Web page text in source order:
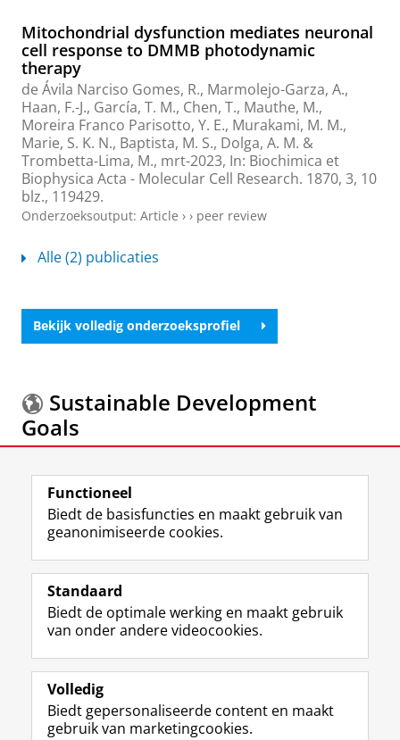
Mitochondrial dysfunction mediates neuronal
cell response to DMMB photodynamic
therapy
de Ávila Narciso Gomes, R., Marmolejo-Garza, A.,
Haan, F.-J., García, T. M., Chen, T., Mauthe, M.,
Moreira Franco Parisotto, Y. E., Murakami, M. M.,
Marie, S. K. N., Baptista, M. S., Dolga, A. M. &
Trombetta-Lima, M., mrt-2023, In: Biochimica et
Biophysica Acta - Molecular Cell Research. 1870, 3, 10
blz., 119429.
Onderzoeksoutput: Article › › peer review
Alle (2) publicaties
Bekijk volledig onderzoeksprofiel
Sustainable Development
Goals
Meer informatie over deSustainable Development
Goals.
Volg de RUG
F
a
e
b
o
p
a
L
i
k
e
I
-
p
R
S
-
f
e
R
I
n
t
r
m
Y
o
T
e
k
Studiekiezers
Alumni
Over ons
Functioneel
Biedt de basisfuncties en maakt gebruik van
geanonimiseerde cookies.
Standaard
Biedt de optimale werking en maakt gebruik
van onder andere videocookies.
Volledig
Biedt gepersonaliseerde content en maakt
gebruik van marketingcookies.